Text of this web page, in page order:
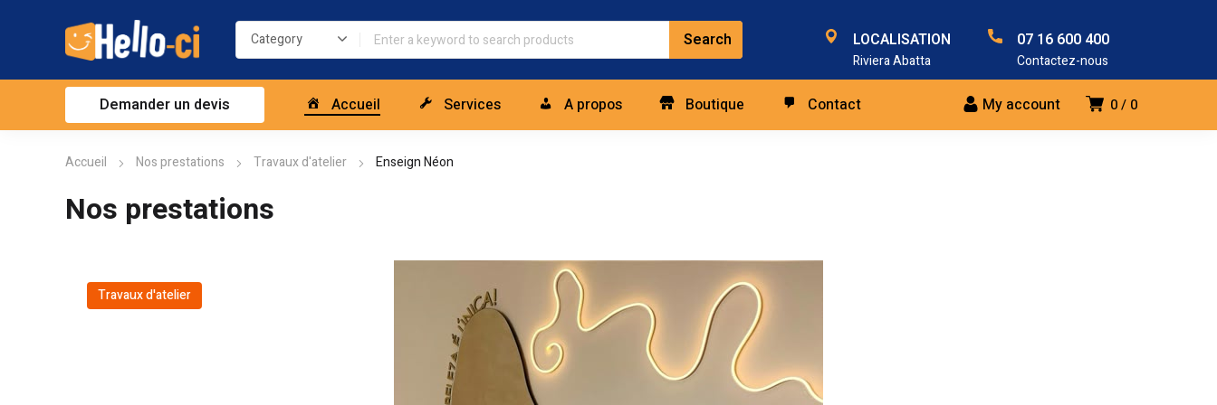
LOCALISATION
Riviera Abatta
07 16 600 400
Contactez-nous
0 0
My account
Demander un devis Accueil Services A propos Boutique Contact
Accueil Nos prestations Travaux d'atelier Enseign Néon
Nos prestations
Travaux d'atelier